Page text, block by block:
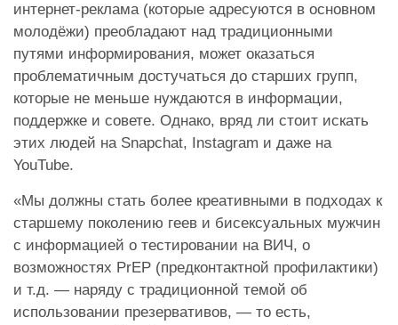
интернет-реклама (которые адресуются в основном
молодёжи) преобладают над традиционными
путями информирования, может оказаться
проблематичным достучаться до старших групп,
которые не меньше нуждаются в информации,
поддержке и совете. Однако, вряд ли стоит искать
этих людей на Snapchat, Instagram и даже на
YouTube.
«Мы должны стать более креативными в подходах к
старшему поколению геев и бисексуальных мужчин
с информацией о тестировании на ВИЧ, о
возможностях PrEP (предконтактной профилактики)
и т.д. — наряду с традиционной темой об
использовании презервативов, — то есть,